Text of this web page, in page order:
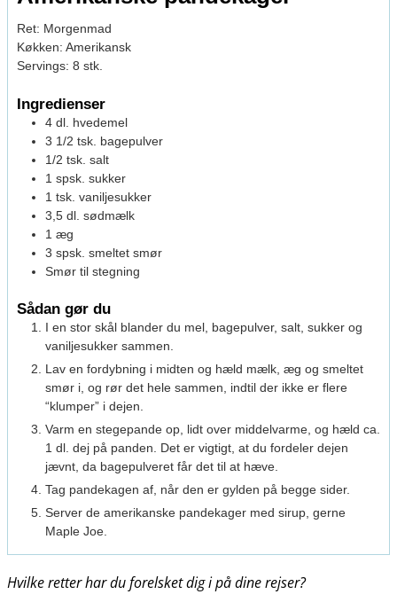
Ret: Morgenmad
Køkken: Amerikansk
Servings: 8 stk.
Ingredienser
4 dl. hvedemel
3 1/2 tsk. bagepulver
1/2 tsk. salt
1 spsk. sukker
1 tsk. vaniljesukker
3,5 dl. sødmælk
1 æg
3 spsk. smeltet smør
Smør til stegning
Sådan gør du
I en stor skål blander du mel, bagepulver, salt, sukker og
vaniljesukker sammen.
Lav en fordybning i midten og hæld mælk, æg og smeltet
smør i, og rør det hele sammen, indtil der ikke er flere
“klumper” i dejen.
Varm en stegepande op, lidt over middelvarme, og hæld ca.
1 dl. dej på panden. Det er vigtigt, at du fordeler dejen
jævnt, da bagepulveret får det til at hæve.
Tag pandekagen af, når den er gylden på begge sider.
Server de amerikanske pandekager med sirup, gerne
Maple Joe.
Hvilke retter har du forelsket dig i på dine rejser?